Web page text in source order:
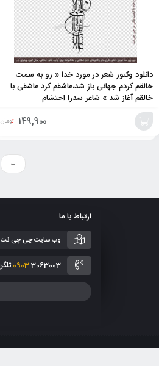
دانلود وکتور شعر در مورد خدا « رو به سمت
خالقم کردم جهانی باز شد،عاشقم کرد عاشقی با
خالقم آغاز شد » شاعر سدرا احتشام
149,900 تومان
←
ارتباط با ما
وب سایت چی چی نت
09033063003 تلگرام و تماس در صورت لزوم